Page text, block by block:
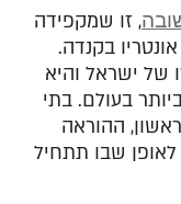
, זו שמקפידה
בקנדה.
של ישראל והיא
בעולם. בתי
ההוראה
שבו תתחיל